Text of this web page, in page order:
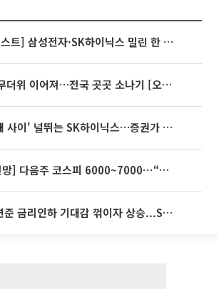
[베스트&워스트] 삼성전자·SK하이닉스 밀린 한 주…상상인증권은 85% 급등
35도 안팎 무더위 이어져…전국 곳곳 소나기 [오늘 날씨]
'불안과 기대 사이' 널뛰는 SK하이닉스…증권가 "HBM4·LTA 기반 펀터멘털 견고"
[주간증시전망] 다음주 코스피 6000~7000⋯“外人 수급은 정책이 변수”
뉴욕증시, 연준 금리인하 기대감 꺾이자 상승...S&P500 사상 최고치 [종합]